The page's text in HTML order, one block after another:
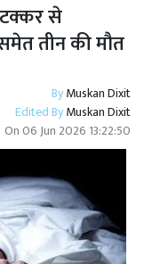
से
तीन की मौत
ByMuskan Dixit
Edited ByMuskan Dixit
On06 Jun 2026 13:22:50